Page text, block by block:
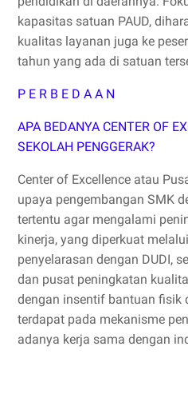
kapasitas satuan PAUD,
kualitas layanan juga ke
tahun yang ada di satuan
P E R B E D A A N
APA BEDANYA CENTER OF
SEKOLAH PENGGERAK?
Center of Excellence atau
upaya pengembangan SMK
tertentu agar mengalami
kinerja, yang diperkuat
penyelarasan dengan DUDI,
dan pusat peningkatan
dengan insentif bantuan fisik
terdapat pada mekanisme
adanya kerja sama dengan